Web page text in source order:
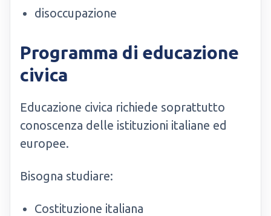
disoccupazione
Programma di educazione
civica
Educazione civica richiede soprattutto
conoscenza delle istituzioni italiane ed
europee.
Bisogna studiare:
Costituzione italiana